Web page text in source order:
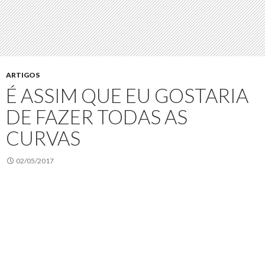
ARTIGOS
É ASSIM QUE EU GOSTARIA
DE FAZER TODAS AS
CURVAS
02/05/2017